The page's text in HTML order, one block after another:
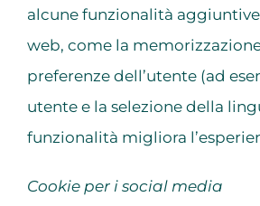
alcune funzionalità
web, come la
preferenze dell’utente (ad
utente e la selezione della
funzionalità migliora
Cookie per i social media